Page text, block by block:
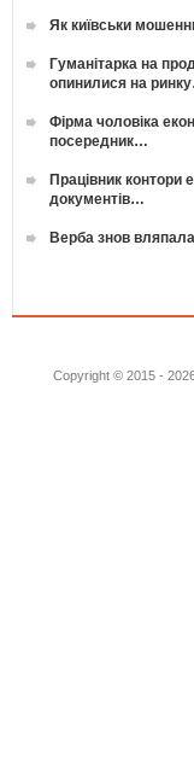
Як київськи
Гуманітарка на
опинилися на
Фірма чоловіка
посередник…
Працівник контори
документів…
Верба знов
Copyright © 2015 -